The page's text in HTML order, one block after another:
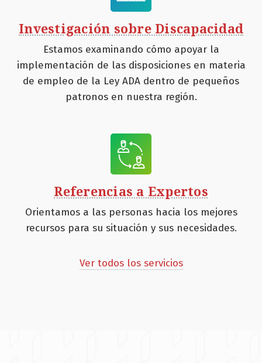
Investigación sobre Discapacidad
Estamos examinando cómo apoyar la
implementación de las disposiciones en materia
de empleo de la Ley ADA dentro de pequeños
patronos en nuestra región.
Referencias a Expertos
Orientamos a las personas hacia los mejores
recursos para su situación y sus necesidades.
Ver todos los servicios